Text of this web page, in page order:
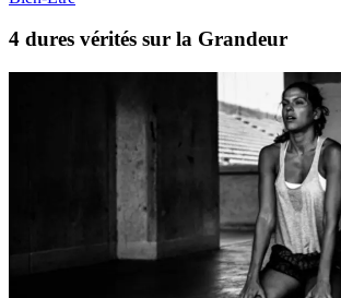
4 dures vérités sur la Grandeur